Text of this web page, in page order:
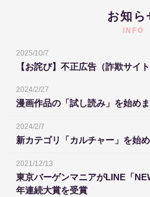
お知ら
INFO
2025/10/7
【お詫び】不正広告（詐欺サイ
2024/2/27
漫画作品の「試し読み」を始め
2024/2/7
新カテゴリ「カルチャー」を始
2021/12/13
東京バーゲンマニアがLINE「
年連続大賞を受賞